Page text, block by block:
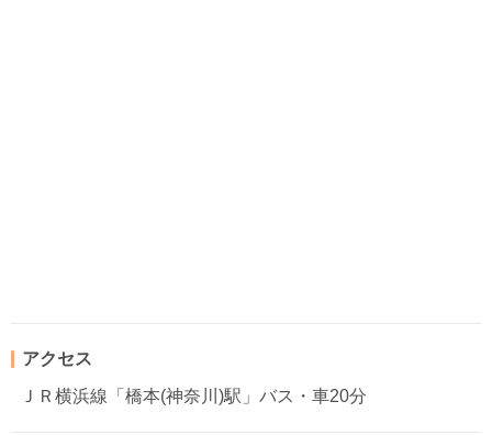
アクセス
ＪＲ横浜線「橋本(神奈川)駅」バス・車20分